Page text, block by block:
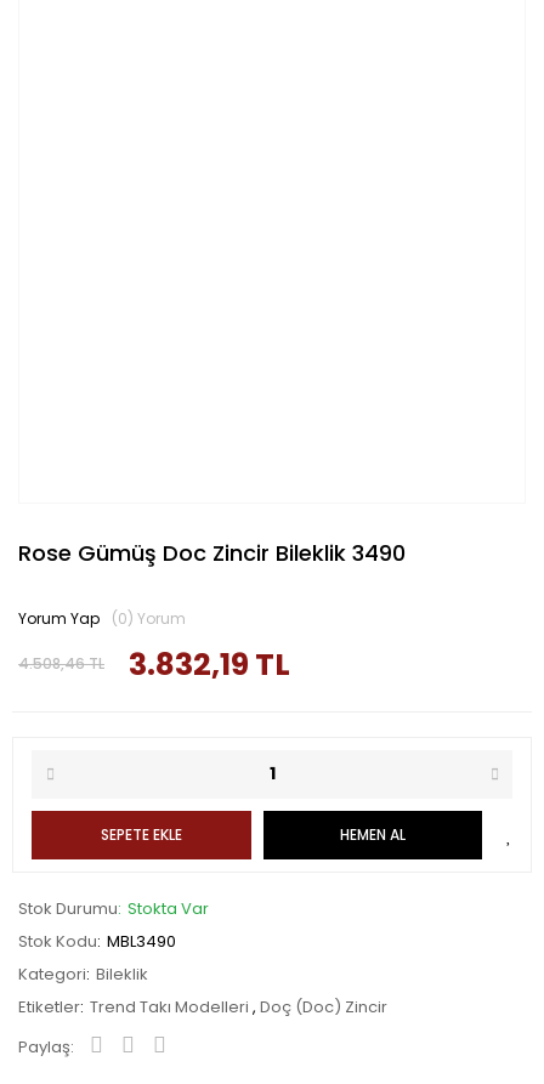
Rose Gümüş Doc Zincir Bileklik 3490
4.508,46 TL 3.832,19 TL
Yorum Yap (0) Yorum
SEPETE EKLE HEMEN AL
Stok Durumu Stokta Var
Stok Kodu MBL3490
Kategori Bileklik
Etiketler Trend Takı Modelleri , Doç (Doc) Zincir
Paylaş: